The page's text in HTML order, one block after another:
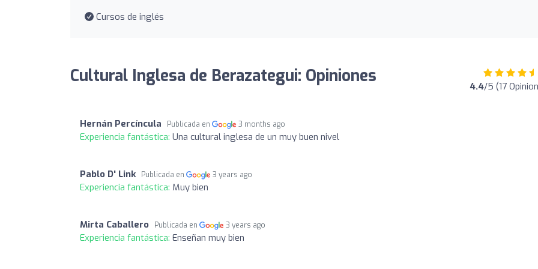
Cursos de inglés
Cultural Inglesa de Berazategui: Opiniones 4.4/5 (17
Hernán Percíncula Publicada en 3 months ago
Experiencia fantástica: Una cultural inglesa de un muy buen nivel
Pablo D' Link Publicada en 3 years ago
Experiencia fantástica: Muy bien
Mirta Caballero Publicada en 3 years ago
Experiencia fantástica: Enseñan muy bien